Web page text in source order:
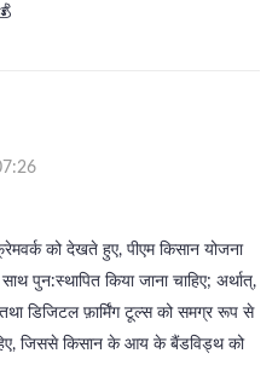
को देखते हुए, पीएम किसान योजना
पुन:स्थापित किया जाना चाहिए; अर्थात्,
डिजिटल फ़ार्मिंग टूल्स को समग्र रूप से
जिससे किसान के आय के बैंडविड्थ को